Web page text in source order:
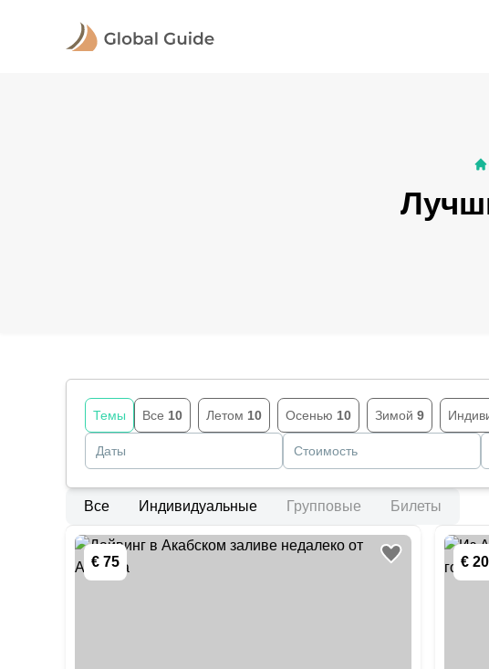
Темы Все 10 Летом 10 Осенью 10 Зимой 9
Даты Стоимость
Все Индивидуальные Групповые Билеты
€ 75 €